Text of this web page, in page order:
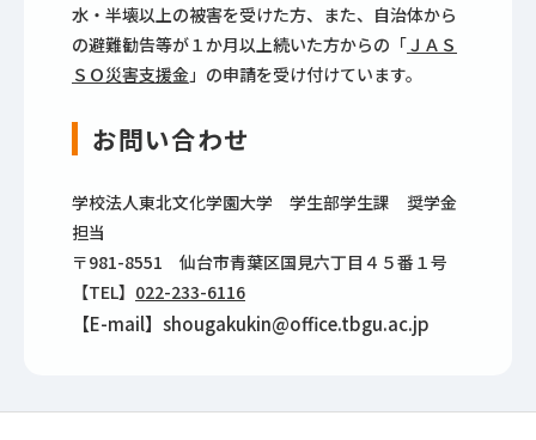
水・半壊以上の被害を受けた方、また、自治体から
の避難勧告等が１か月以上続いた方からの「ＪＡＳ
ＳＯ災害支援金」の申請を受け付けています。
お問い合わせ
学校法人東北文化学園大学 学生部学生課 奨学金
担当
〒981-8551 仙台市青葉区国見六丁目４５番１号
【TEL】 022-233-6116
【E-mail】shougakukin@office.tbgu.ac.jp